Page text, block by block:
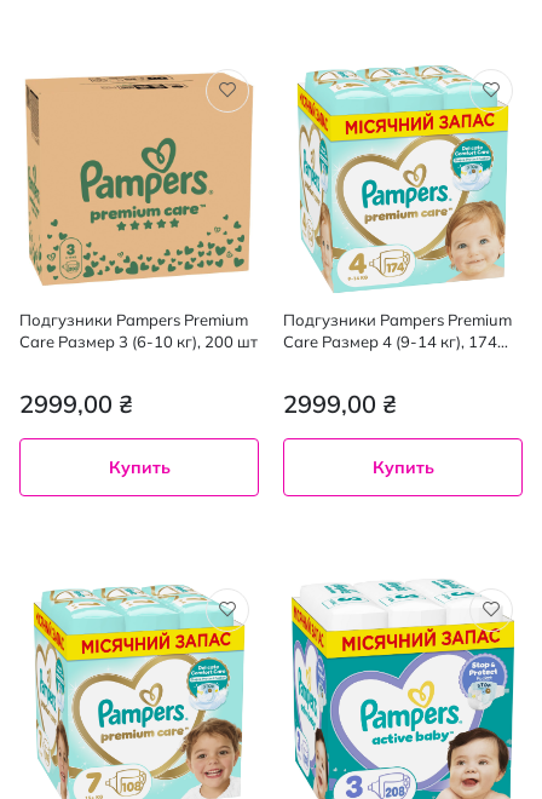
Подгузники Pampers Premium
Care Размер 3 (6-10 кг), 200 шт
2999,00 ₴
Купить
Подгузники Pampers Premium
Care Размер 4 (9-14 кг), 174
2999,00 ₴
Купить